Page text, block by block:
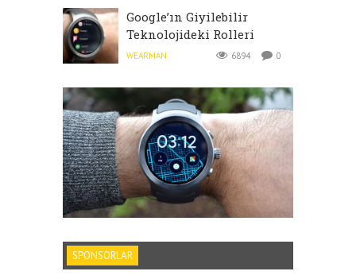
Google’ın Giyilebilir
Teknolojideki Rolleri
WEARMAN 6894 0
SPONSORLAR